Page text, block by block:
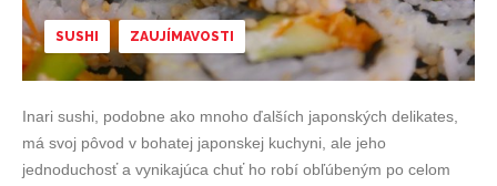
SUSHI ZAUJÍMAVOSTI
Inari sushi, podobne ako mnoho ďalších japonských delikates,
má svoj pôvod v bohatej japonskej kuchyni, ale jeho
jednoduchosť a vynikajúca chuť ho robí obľúbeným po celom